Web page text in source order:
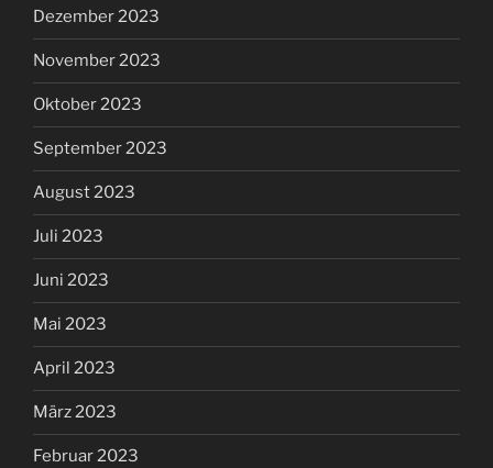
Dezember 2023
November 2023
Oktober 2023
September 2023
August 2023
Juli 2023
Juni 2023
Mai 2023
April 2023
März 2023
Februar 2023